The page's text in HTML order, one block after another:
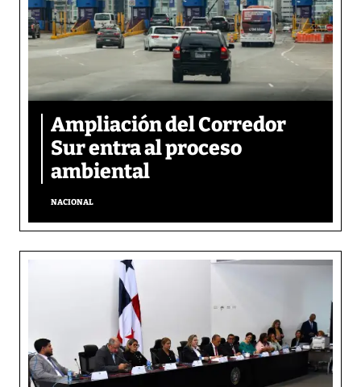
Ampliación del Corredor
Sur entra al proceso
ambiental
NACIONAL